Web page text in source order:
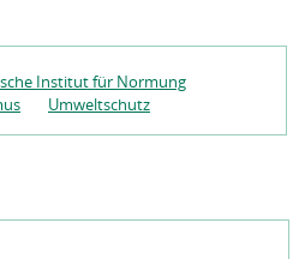
Institut für Normung
Umweltschutz